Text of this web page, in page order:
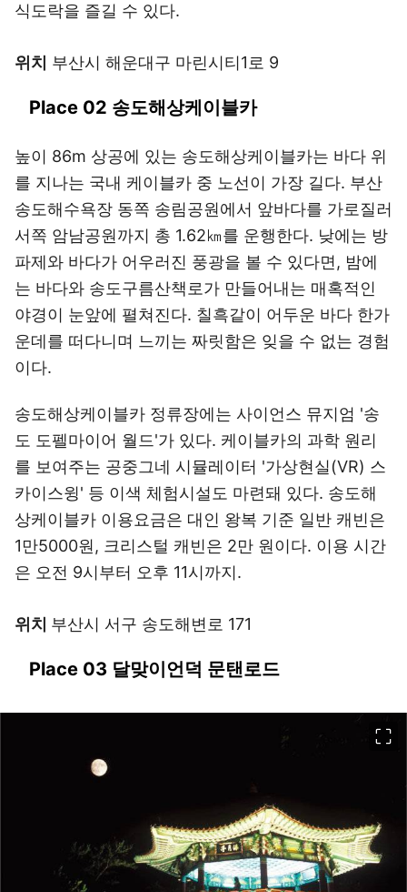
식도락을 즐길 수 있다.
위치 부산시 해운대구 마린시티1로 9
Place 02 송도해상케이블카
높이 86m 상공에 있는 송도해상케이블카는 바다 위
를 지나는 국내 케이블카 중 노선이 가장 길다. 부산
송도해수욕장 동쪽 송림공원에서 앞바다를 가로질러
서쪽 암남공원까지 총 1.62㎞를 운행한다. 낮에는 방
파제와 바다가 어우러진 풍광을 볼 수 있다면, 밤에
는 바다와 송도구름산책로가 만들어내는 매혹적인
야경이 눈앞에 펼쳐진다. 칠흑같이 어두운 바다 한가
운데를 떠다니며 느끼는 짜릿함은 잊을 수 없는 경험
이다.
송도해상케이블카 정류장에는 사이언스 뮤지엄 '송
도 도펠마이어 월드'가 있다. 케이블카의 과학 원리
를 보여주는 공중그네 시뮬레이터 '가상현실(VR) 스
카이스윙' 등 이색 체험시설도 마련돼 있다. 송도해
상케이블카 이용요금은 대인 왕복 기준 일반 캐빈은
1만5000원, 크리스털 캐빈은 2만 원이다. 이용 시간
은 오전 9시부터 오후 11시까지.
위치 부산시 서구 송도해변로 171
Place 03 달맞이언덕 문탠로드